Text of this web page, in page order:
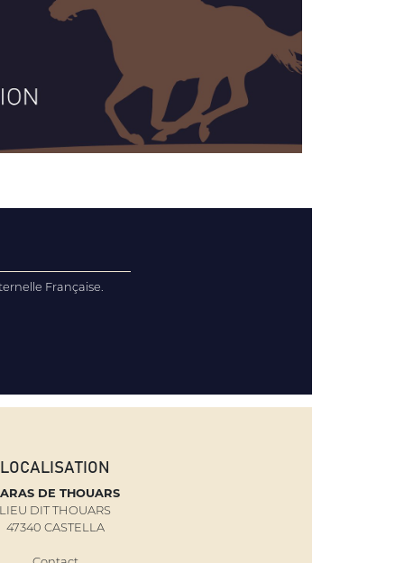
Française.
LOCALISATION
DE THOUARS
LIEU DIT THOUARS
47340 CASTELLA